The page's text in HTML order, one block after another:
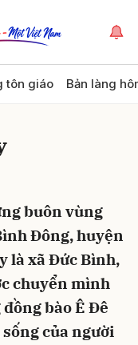
tôn giáo Bản làng
buôn vùng
Đông, huyện
là xã Đức Bình,
chuyển mình
bào Ê Đê
của người
Hủy Gửi